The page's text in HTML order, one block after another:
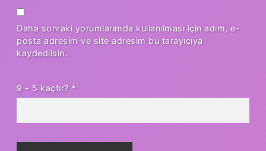
Daha sonraki yorumlarımda kullanılması için adım, e-
posta adresim ve site adresim bu tarayıcıya
kaydedilsin.
9 - 5 kaçtır? *